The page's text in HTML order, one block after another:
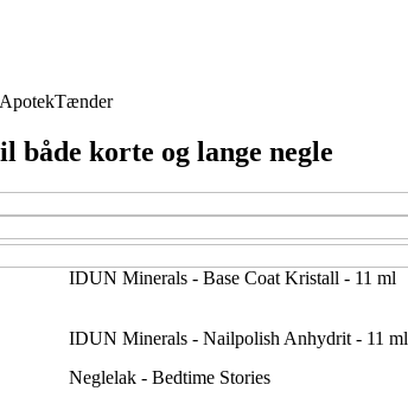
ApotekTænder
korte og lange negle
IDUN Minerals - Base Coat Kristall - 11 ml
IDUN Minerals - Nailpolish Anhydrit - 11 ml
Neglelak - Bedtime Stories